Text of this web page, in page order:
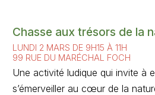
Chasse aux trésors de la
LUNDI 2 MARS DE 9H15 À 11H
99 RUE DU MARÉCHAL FOCH
Une activité ludique qui invite à
s’émerveiller au cœur de la